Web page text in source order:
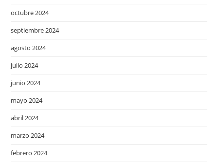
octubre 2024
septiembre 2024
agosto 2024
julio 2024
junio 2024
mayo 2024
abril 2024
marzo 2024
febrero 2024